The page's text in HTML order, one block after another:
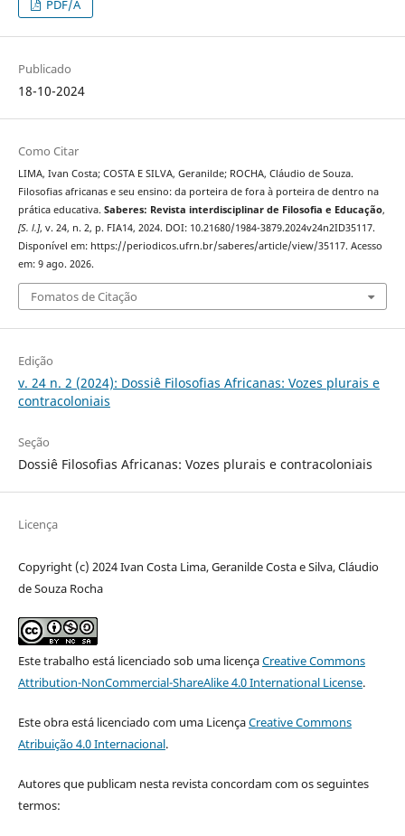
PDF/A
Publicado
18-10-2024
Como Citar
LIMA, Ivan Costa; COSTA E SILVA, Geranilde; ROCHA, Cláudio de Souza.
Filosofias africanas e seu ensino: da porteira de fora à porteira de dentro na
prática educativa. Saberes: Revista interdisciplinar de Filosofia e Educação,
[S. l.], v. 24, n. 2, p. FIA14, 2024. DOI: 10.21680/1984-3879.2024v24n2ID35117.
Disponível em: https://periodicos.ufrn.br/saberes/article/view/35117. Acesso
em: 9 ago. 2026.
Fomatos de Citação
Edição
v. 24 n. 2 (2024): Dossiê Filosofias Africanas: Vozes plurais e
contracoloniais
Seção
Dossiê Filosofias Africanas: Vozes plurais e contracoloniais
Licença
Copyright (c) 2024 Ivan Costa Lima, Geranilde Costa e Silva, Cláudio
de Souza Rocha
Este trabalho está licenciado sob uma licençaCreative Commons
Attribution-NonCommercial-ShareAlike 4.0 International License.
Este obra está licenciado com uma LicençaCreative Commons
Atribuição 4.0 Internacional.
Autores que publicam nesta revista concordam com os seguintes
termos: